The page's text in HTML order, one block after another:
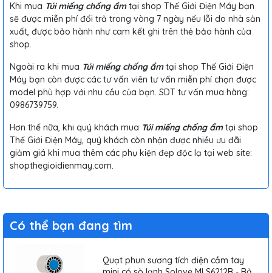
Khi mua Túi miếng chống ẩmtại shop Thế Giới Điện Máy bạn
sẽ được miễn phí đổi trả trong vòng 7 ngày nếu lỗi do nhà sản
xuất, được bảo hành như cam kết ghi trên thẻ bảo hành của
shop.
Ngoài ra khi mua Túi miếng chống ẩmtại shop Thế Giới Điện
Máy bạn còn được các tư vấn viên tư vấn miễn phí chọn được
model phù hợp với nhu cầu của bạn. SDT tư vấn mua hàng:
0986739759.
Hơn thế nữa, khi quý khách mua Túi miếng chống ẩmtại shop
Thế Giới Điện Máy, quý khách còn nhận được nhiều ưu đãi
giảm giá khi mua thêm các phụ kiện đẹp độc lạ tại web site:
shopthegioidienmay.com.
Có thể bạn đang tìm
Quạt phun sương tích điện cầm tay